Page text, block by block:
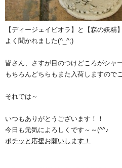
【ディージェイビオラ】と【森の妖精】
よく聞かれました(^_^;)
皆さん、さすが目のつけどころがシャ
もちろんどちらもまた入荷しますので
それでは～
いつもありがとうございます！！
今日も元気によろしくです～～(^^♪
ポチッと応援お願いします！